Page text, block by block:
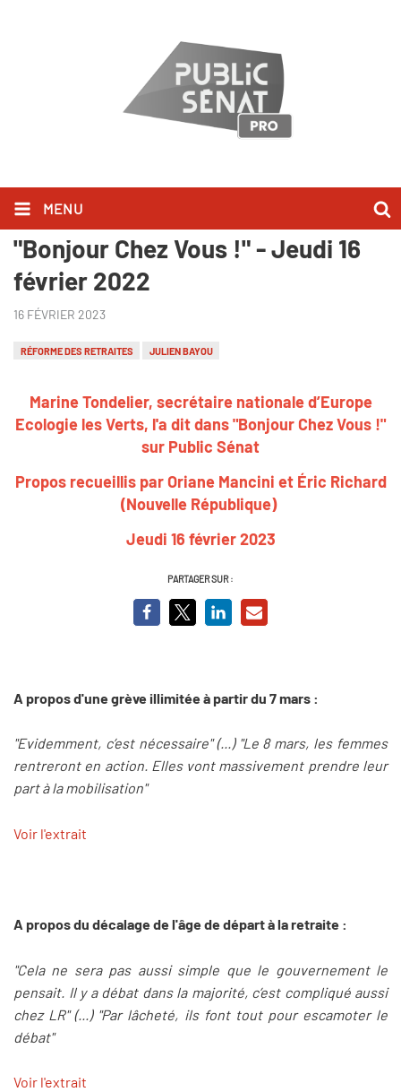
MENU
Marine Tondelier l'a dit dans
"Bonjour Chez Vous !" - Jeudi 16
février 2022
16 FÉVRIER 2023
RÉFORME DES RETRAITES JULIEN BAYOU
Marine Tondelier, secrétaire nationale d’Europe
Ecologie les Verts, l'a dit dans "Bonjour Chez Vous !"
sur Public Sénat
Propos recueillis par Oriane Mancini et Éric Richard
(Nouvelle République)
Jeudi 16 février 2023
PARTAGER SUR :
A propos d'une grève illimitée à partir du 7 mars :
"Evidemment, c’est nécessaire" (...) "Le 8 mars, les femmes
rentreront en action. Elles vont massivement prendre leur
part à la mobilisation"
Voir l'extrait
A propos du décalage de l'âge de départ à la retraite :
"Cela ne sera pas aussi simple que le gouvernement le
pensait. Il y a débat dans la majorité, c’est compliqué aussi
chez LR" (...) "Par lâcheté, ils font tout pour escamoter le
débat"
Voir l'extrait